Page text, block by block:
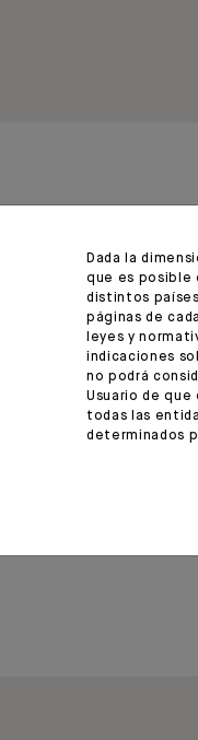
sociedad de
y tradición
Dada la
que es posible
distintos
páginas de
leyes y
indicaciones
no podrá
Usuario de
todas las
determinados